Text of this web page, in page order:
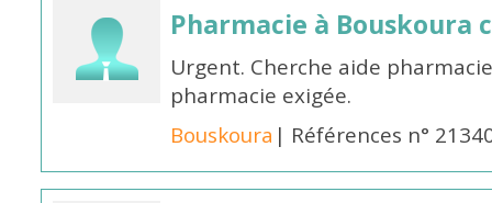
Pharmacie à Bouskoura
Urgent. Cherche aide
pharmacie exigée.
Bouskoura | Références n°